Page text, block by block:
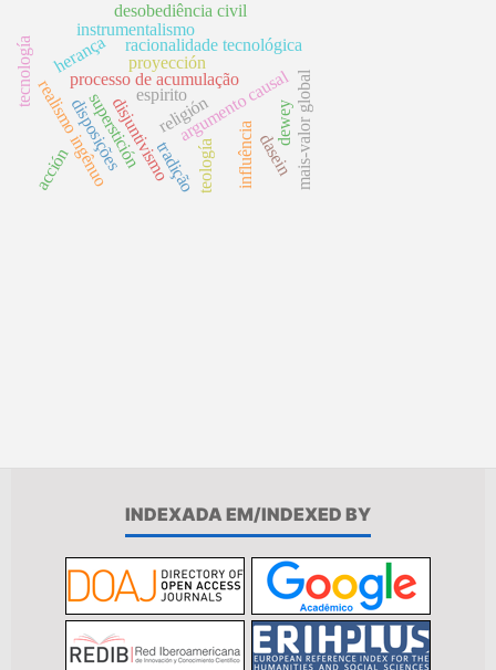
argumento causal
superstición
proyección
processo de acumulação
mais-valor global
disjuntivismoreligión
realismo ingênuo
racionalidade tecnológica
tecnología
instrumentalismo
dewey
teología
espirito
influência
desobediência civil
dasein
herança
tradição
disposições
acción
INDEXADA EM/INDEXED BY